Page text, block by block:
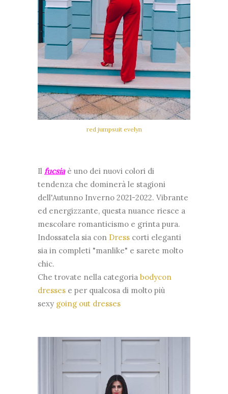
red jumpsuit evelyn
Il fucsiaè uno dei nuovi colori di
tendenza che dominerà le stagioni
dell'Autunno Inverno 2021-2022. Vibrante
ed energizzante, questa nuance riesce a
mescolare romanticismo e grinta pura.
Indossatela sia con Dress corti eleganti
sia in completi "manlike" e sarete molto
chic.
Che trovate nella categoria bodycon
dresses e per qualcosa di molto più
sexy going out dresses